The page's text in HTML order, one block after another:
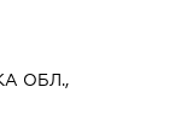
ОБЛ.,